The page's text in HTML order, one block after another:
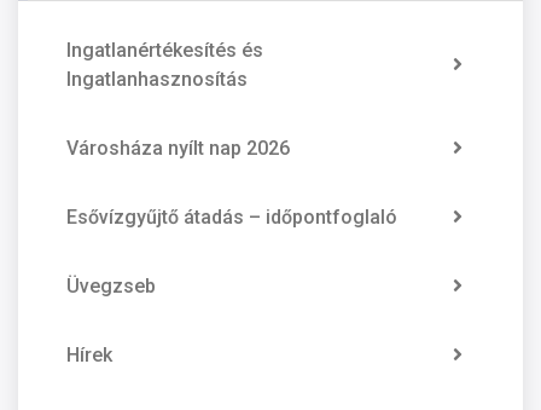
Ingatlanértékesítés és
Ingatlanhasznosítás
Városháza nyílt nap 2026
Esővízgyűjtő átadás – időpontfoglaló
Üvegzseb
Hírek